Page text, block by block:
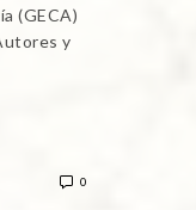
(GECA)
y
0